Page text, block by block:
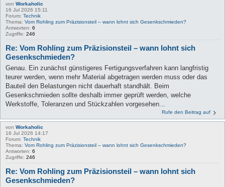
von Workaholic
16 Jul 2026 15:11
Forum: Technik
Thema: Vom Rohling zum Präzisionsteil – wann lohnt sich Gesenkschmieden?
Antworten: 6
Zugriffe: 246
Re: Vom Rohling zum Präzisionsteil – wann lohnt sich
Gesenkschmieden?
Genau. Ein zunächst günstigeres Fertigungsverfahren kann langfristig
teurer werden, wenn mehr Material abgetragen werden muss oder das
Bauteil den Belastungen nicht dauerhaft standhält. Beim
Gesenkschmieden sollte deshalb immer geprüft werden, welche
Werkstoffe, Toleranzen und Stückzahlen vorgesehen...
Rufe den Beitrag auf
von Workaholic
16 Jul 2026 14:17
Forum: Technik
Thema: Vom Rohling zum Präzisionsteil – wann lohnt sich Gesenkschmieden?
Antworten: 6
Zugriffe: 246
Re: Vom Rohling zum Präzisionsteil – wann lohnt sich
Gesenkschmieden?